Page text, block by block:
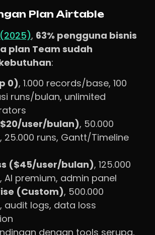
Plan Airtable
, 63% pengguna bisnis
plan Team sudah
:
0), 1.000 records/base, 100
runs/bulan, unlimited
user/bulan), 50.000
25.000 runs, Gantt/Timeline
($45/user/bulan), 125.000
AI premium, admin panel
(Custom), 500.000
audit logs, data loss
dengan tools serupa,